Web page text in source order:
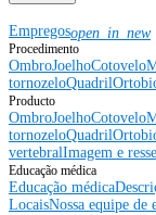
Empregosopen_in_new
Procedimento
OmbroJoelhoCotovelo
tornozeloQuadril
Producto
OmbroJoelhoCotovelo
tornozeloQuadril
vertebralImagem e
Educação médica
Educação médica
LocaisNossa equipe de